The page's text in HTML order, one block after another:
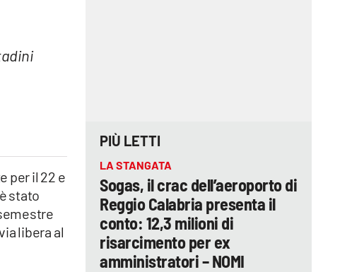
per il 22 e
stato
libera al
PIÙ LETTI
LA STANGATA
Sogas, il crac dell’aeroporto di
Reggio Calabria presenta il
conto: 12,3 milioni di
risarcimento per ex
amministratori – NOMI